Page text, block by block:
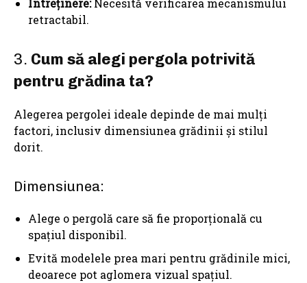
Întreținere:Necesită verificarea mecanismului
retractabil.
3. Cum să alegi pergola potrivită
pentru grădina ta?
Alegerea pergolei ideale depinde de mai mulți
factori, inclusiv dimensiunea grădinii și stilul
dorit.
Dimensiunea:
Alege o pergolă care să fie proporțională cu
spațiul disponibil.
Evită modelele prea mari pentru grădinile mici,
deoarece pot aglomera vizual spațiul.